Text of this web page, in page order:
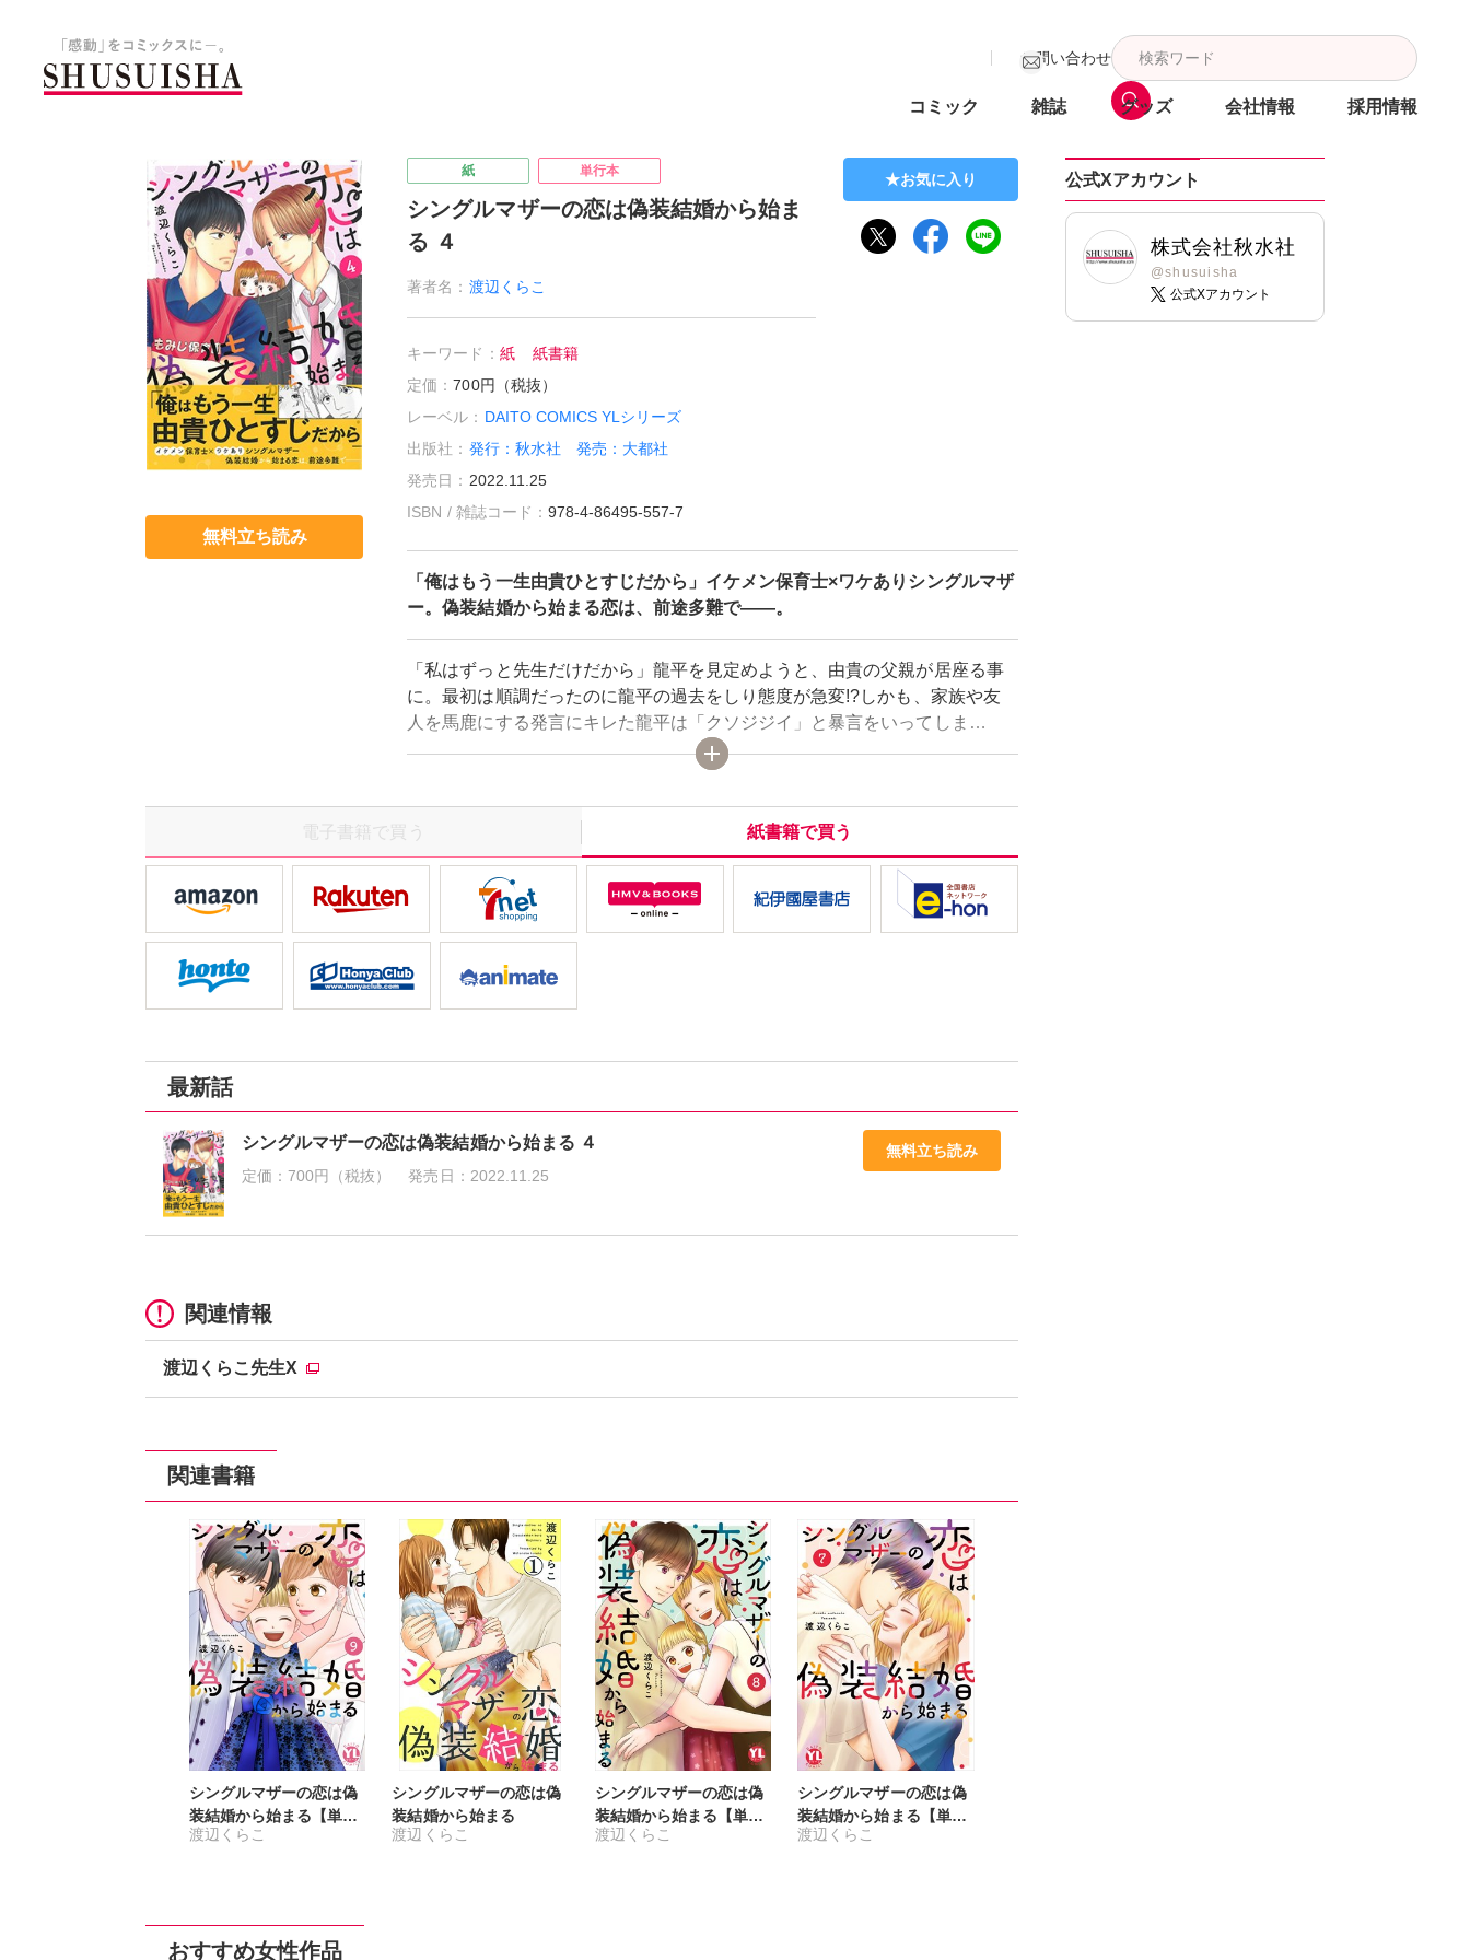
お問い合わせ
コミック 雑誌 グッズ 会社情報 採用情報
無料立ち読み
紙 単行本
シングルマザーの恋は偽装結婚から始ま
る ４
著者名： 渡辺くらこ
キーワード： 紙
紙書籍
定価：700円（税抜）
レーベル： DAITO COMICS YLシリーズ
出版社： 発行：秋水社 発売：大都社
発売日： 2022.11.25
ISBN / 雑誌コード： 978-4-86495-557-7
お気に入り
「俺はもう一生由貴ひとすじだから」イケメン保育士×ワケありシングルマザ
ー。偽装結婚から始まる恋は、前途多難で――。
「私はずっと先生だけだから」龍平を見定めようと、由貴の父親が居座る事
に。最初は順調だったのに龍平の過去をしり態度が急変!?しかも、家族や友
人を馬鹿にする発言にキレた龍平は「クソジジイ」と暴言をいってしま
い…!?「俺は絶対に認めんからな!!」そういうと、由貴にお見合い話を持って
電子書籍で買う 紙書籍で買う
最新話
シングルマザーの恋は偽装結婚から始まる ４
定価：700円（税抜） 発売日： 2022.11.25
無料立ち読み
関連情報
渡辺くらこ先生X
関連書籍
シングルマザーの恋は偽
装結婚から始まる【単行
本版】9
渡辺くらこ
シングルマザーの恋は偽
装結婚から始まる
渡辺くらこ
シングルマザーの恋は偽
装結婚から始まる【単行
本版】8【電子限定特典
渡辺くらこ
シングルマザーの恋は偽
装結婚から始まる【単行
本版】7【電子限定特典
渡辺くらこ
おすすめ女性作品
公式Xアカウント
株式会社秋水社
@shusuisha
公式Xアカウント